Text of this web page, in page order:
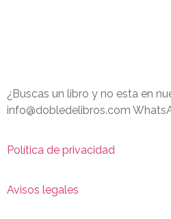
¿Buscas un libro y no esta en
info@dobledelibros.com
Política de privacidad
Avisos legales